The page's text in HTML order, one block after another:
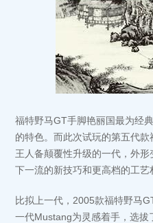
福特野马GT手脚艳丽国最为经
的特色。而此次试玩的第五代
王人备颠覆性升级的一代，外
下一流的新技巧和更高档的工艺
比拟上一代，2005款福特野马
一代Mustang为灵感着手，选